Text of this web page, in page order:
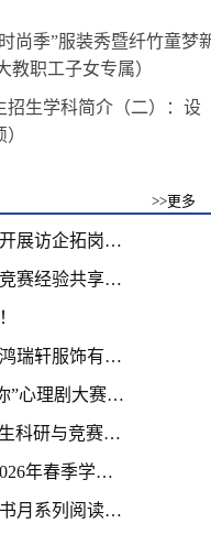
尚季”服装秀暨纤竹童梦
教职工子女专属）
招生学科简介（二）：设
>>更多
学院师生赴威海欧霖服饰有限公司开展访企拓岗活动
我院成功举办第二期研究生科研与竞赛经验共享交流活动
2025级服装设计与工程专业赴青岛鸿瑞轩服饰有限公司参观实习
学院第五届“心花盛‘纺’，‘织’为等你”心理剧大赛决赛圆满落幕
研途领航 问道同行 | 我院举办研究生科研与竞赛经验共享交流活动
经纬铸团魂·青春迎五四|我院举行2026年春季学期新团员入团仪式
经纬书韵润校园，学院邀你共赴读书月系列阅读之约！